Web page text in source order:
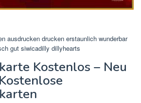
ausdrucken drucken erstaunlich wunderbar
gut siwicadilly dillyhearts
Kostenlos – Neu